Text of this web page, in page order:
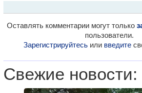
Оставлять комментарии могут только
пользователи.
Зарегистрируйтесьили введите
Свежие новости: